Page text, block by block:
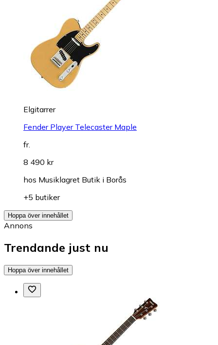
Elgitarrer
Fender Player Telecaster Maple
fr.
8 490 kr
hos Musiklagret Butik i Borås
+5 butiker
Hoppa över innehållet
Annons
Trendande just nu
Hoppa över innehållet